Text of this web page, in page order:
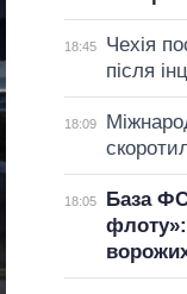
18:45
Чехія
після
18:09
18:05
База